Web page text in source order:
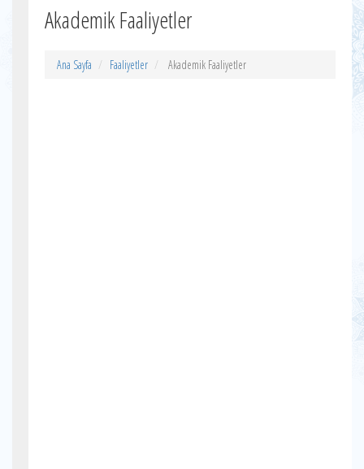
Akademik Faaliyetler
Ana Sayfa Faaliyetler Akademik Faaliyetler